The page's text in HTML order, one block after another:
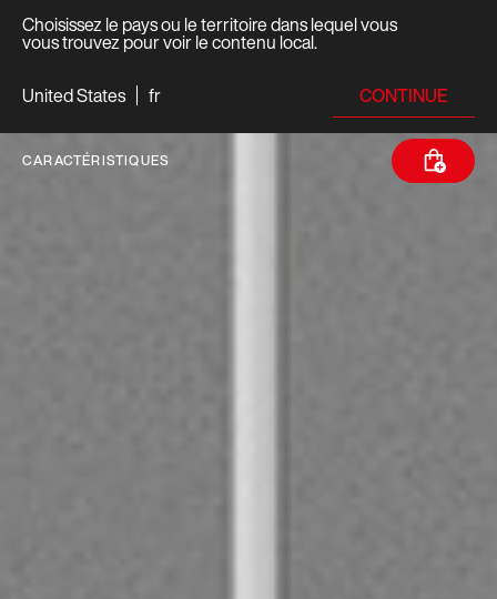
Choisissez le pays ou le territoire dans lequel vous
vous trouvez pour voir le contenu local.
United States
fr CONTINUE
CARACTÉRISTIQUES